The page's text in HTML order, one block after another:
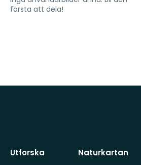
första att dela!
Utforska
Naturkartan